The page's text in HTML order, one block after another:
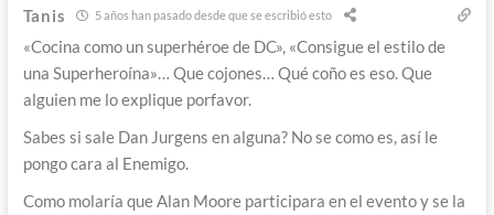
Tanis 5 años han pasado desde que se escribió esto
«Cocina como un superhéroe de DC», «Consigue el estilo de
una Superheroína»… Que cojones… Qué coño es eso. Que
alguien me lo explique porfavor.
Sabes si sale Dan Jurgens en alguna? No se como es, así le
pongo cara al Enemigo.
Como molaría que Alan Moore participara en el evento y se la